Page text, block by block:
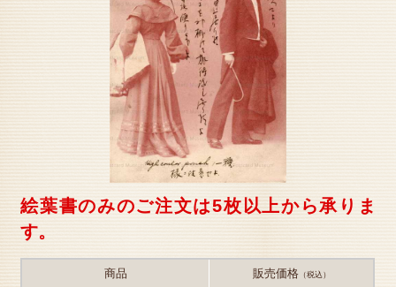
絵葉書のみのご注文は5枚以上から承りま
す。
商品 販売価格（税込）